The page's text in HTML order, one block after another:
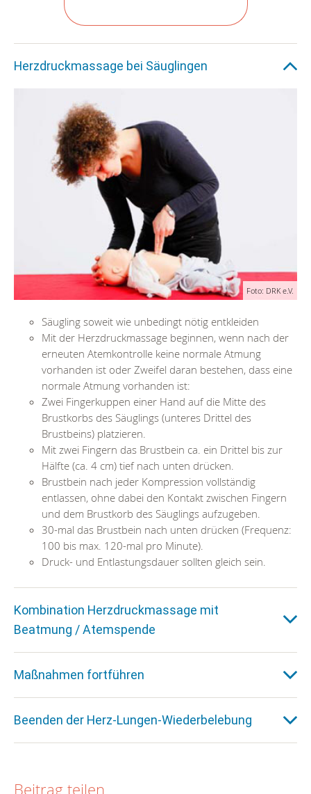
Herzdruckmassage bei Säuglingen
Foto: DRK e.V.
Säugling soweit wie unbedingt nötig entkleiden
Mit der Herzdruckmassage beginnen, wenn nach der
erneuten Atemkontrolle keine normale Atmung
vorhanden ist oder Zweifel daran bestehen, dass eine
normale Atmung vorhanden ist:
Zwei Fingerkuppen einer Hand auf die Mitte des
Brustkorbs des Säuglings (unteres Drittel des
Brustbeins) platzieren.
Mit zwei Fingern das Brustbein ca. ein Drittel bis zur
Hälfte (ca. 4 cm) tief nach unten drücken.
Brustbein nach jeder Kompression vollständig
entlassen, ohne dabei den Kontakt zwischen Fingern
und dem Brustkorb des Säuglings aufzugeben.
30-mal das Brustbein nach unten drücken (Frequenz:
100 bis max. 120-mal pro Minute).
Druck- und Entlastungsdauer sollten gleich sein.
Kombination Herzdruckmassage mit
Beatmung / Atemspende
Maßnahmen fortführen
Beenden der Herz-Lungen-Wiederbelebung
Beitrag teilen